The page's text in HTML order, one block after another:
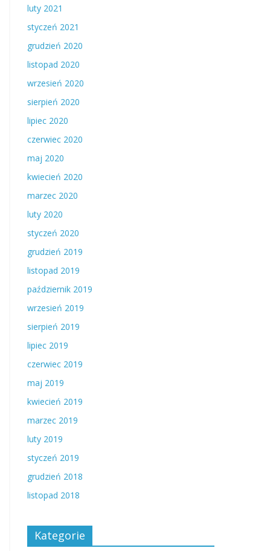
luty 2021
styczeń 2021
grudzień 2020
listopad 2020
wrzesień 2020
sierpień 2020
lipiec 2020
czerwiec 2020
maj 2020
kwiecień 2020
marzec 2020
luty 2020
styczeń 2020
grudzień 2019
listopad 2019
październik 2019
wrzesień 2019
sierpień 2019
lipiec 2019
czerwiec 2019
maj 2019
kwiecień 2019
marzec 2019
luty 2019
styczeń 2019
grudzień 2018
listopad 2018
Kategorie